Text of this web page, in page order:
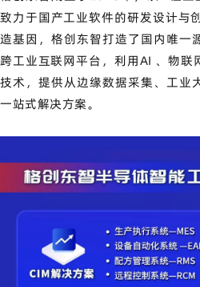
致力于国产工业软件的研发设计与
造基因，格创东智打造了国内唯一
跨工业互联网平台，利用AI 、物联
技术，提供从边缘数据采集、工业
一站式解决方案。